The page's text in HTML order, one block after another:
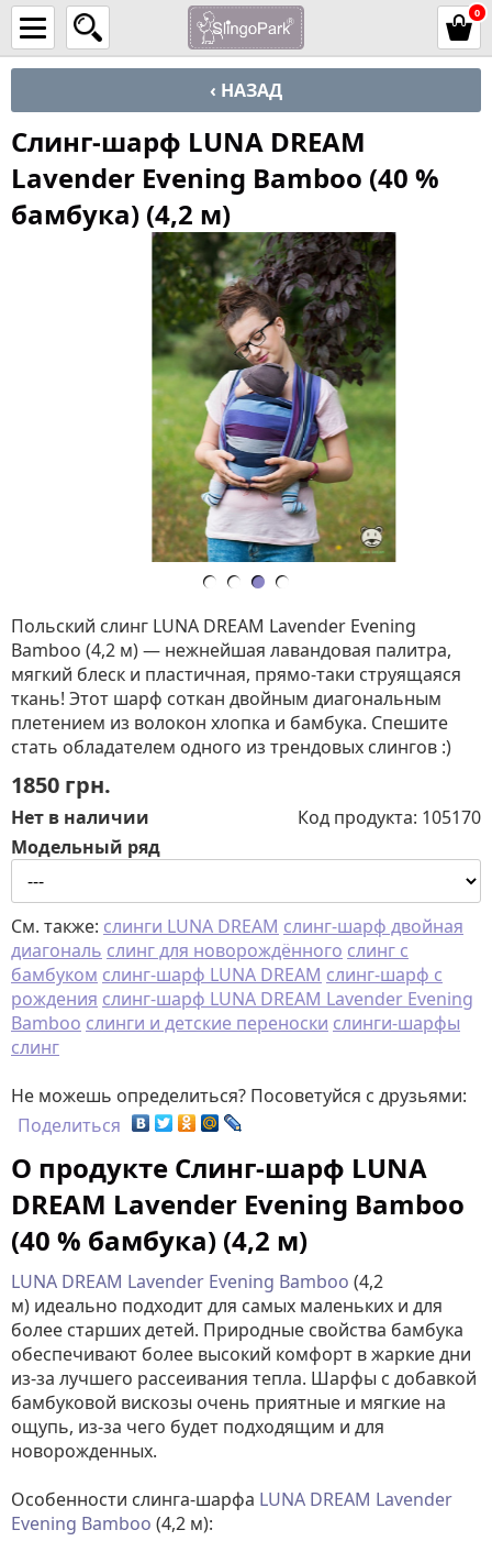
0
‹ НАЗАД
Слинг-шарф LUNA DREAM
Lavender Evening Bamboo (40 %
бамбука) (4,2 м)
Польский слинг LUNA DREAM Lavender Evening
Bamboo (4,2 м) — нежнейшая лавандовая палитра,
мягкий блеск и пластичная, прямо-таки струящаяся
ткань! Этот шарф соткан двойным диагональным
плетением из волокон хлопка и бамбука. Спешите
стать обладателем одного из трендовых слингов :)
1850 грн.
Нет в наличии Код продукта: 105170
Модельный ряд
См. также: слинги LUNA DREAM слинг-шарф двойная
диагональ слинг для новорождённого слинг с
бамбуком слинг-шарф LUNA DREAM слинг-шарф с
рождения cлинг-шарф LUNA DREAM Lavender Evening
Bamboo слинги и детские переноски слинги-шарфы
слинг
Не можешь определиться? Посоветуйся с друзьями:
Поделиться
О продукте Слинг-шарф LUNA
DREAM Lavender Evening Bamboo
(40 % бамбука) (4,2 м)
LUNA DREAM Lavender Evening Bamboo (4,2
м) идеально подходит для самых маленьких и для
более старших детей. Природные свойства бамбука
обеспечивают более высокий комфорт в жаркие дни
из-за лучшего рассеивания тепла. Шарфы с добавкой
бамбуковой вискозы очень приятные и мягкие на
ощупь, из-за чего будет подходящим и для
новорожденных.
Особенности слинга-шарфа LUNA DREAM Lavender
Evening Bamboo (4,2 м):